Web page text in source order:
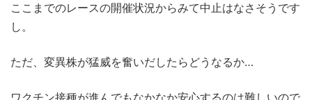
ここまでのレースの開催状況からみて中止はなさそうです
し。
ただ、変異株が猛威を奮いだしたらどうなるか…